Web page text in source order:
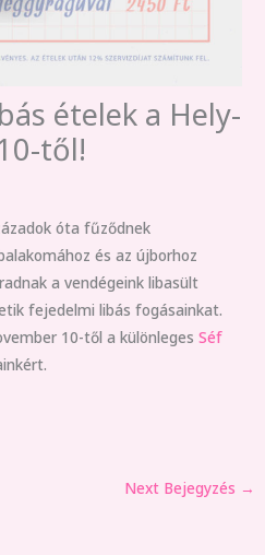
ételek a Hely-
től!
óta fűződnek
és az újborhoz
a vendégeink libasült
fejedelmi libás fogásainkat.
10-től a különlegesSéf
Next Bejegyzés →